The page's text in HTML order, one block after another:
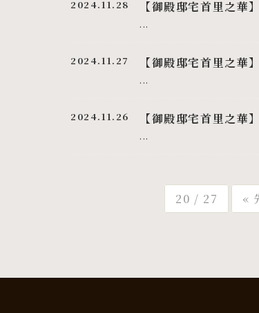
2024.11.28 【御殿邸宅首里之華
...
2024.11.27 【御殿邸宅首里之華
...
2024.11.26 【御殿邸宅首里之
...
20 / 27 «